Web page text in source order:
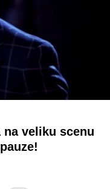
na veliku scenu